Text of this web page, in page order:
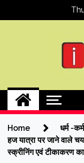
Home
धर्म -कर्म
हज यात्रा पर जाने वाले
स्क्रीनिंग एवं टीकाकरण